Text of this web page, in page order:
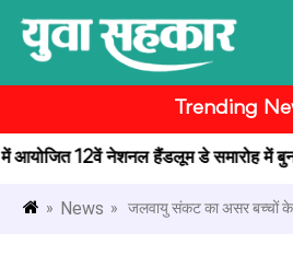
Trending
आयोजित 12वें नेशनल हैंडलूम डे समारोह में
» News » जलवायु संकट का असर बच्चों के